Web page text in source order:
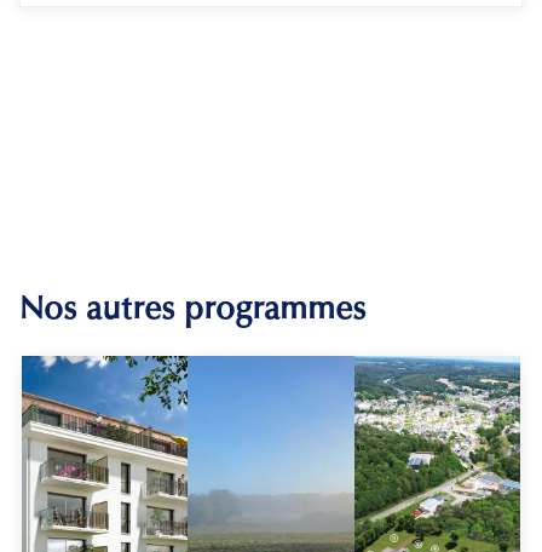
Nos autres programmes